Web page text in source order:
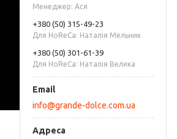
Менеджер: Ася
+380 (50) 315-49-23
Для HoReCa: Наталія Мельник
+380 (50) 301-61-39
Для HoReCa: Наталія Велика
info@grande-dolce.com.ua